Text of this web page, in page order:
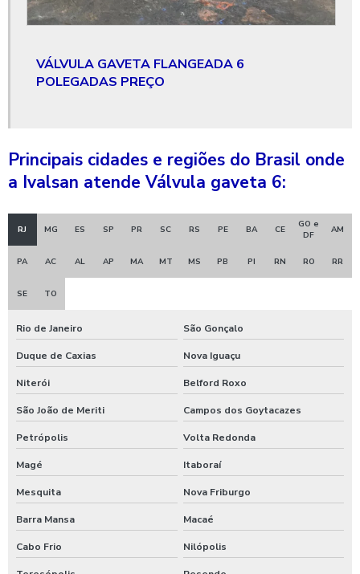
Válvula gaveta de controle
Válvula gaveta ferro fundido
Válvula gaveta flangeada
Valvula gaveta flangeada preço
Válvula gaveta tipo flangeada 6 polegadas
Válvula gaveta tipo flangeada 6 polegadas preço
Válvula gaveta tipo flangeada preço
Válvula gaveta valor
Válvula globo
Válvula globo flangeada
Válvula limitadora de vazão
VÁLVULA GAVETA FLANGEADA 6
POLEGADAS PREÇO
Principais cidades e regiões do Brasil onde
a Ivalsan atende Válvula gaveta 6:
RJ MG ES SP PR SC RS PE BA CE
GO e
DF
AM
PA AC AL AP MA MT MS PB PI RN RO RR
SE TO
Rio de Janeiro São Gonçalo
Duque de Caxias Nova Iguaçu
Niterói Belford Roxo
São João de Meriti Campos dos Goytacazes
Petrópolis Volta Redonda
Magé Itaboraí
Mesquita Nova Friburgo
Barra Mansa Macaé
Cabo Frio Nilópolis